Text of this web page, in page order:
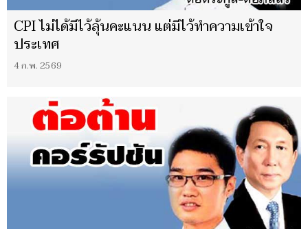
CPI ไม่ได้มีไว้ลุ้นคะแนน แต่มีไว้ทำความเข้าใจ
ประเทศ
4 ก.พ. 2569